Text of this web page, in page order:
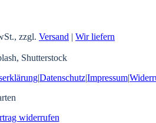
zzgl. Versand | Wir liefern
Shutterstock
|Datenschutz|Impressum|
widerrufen